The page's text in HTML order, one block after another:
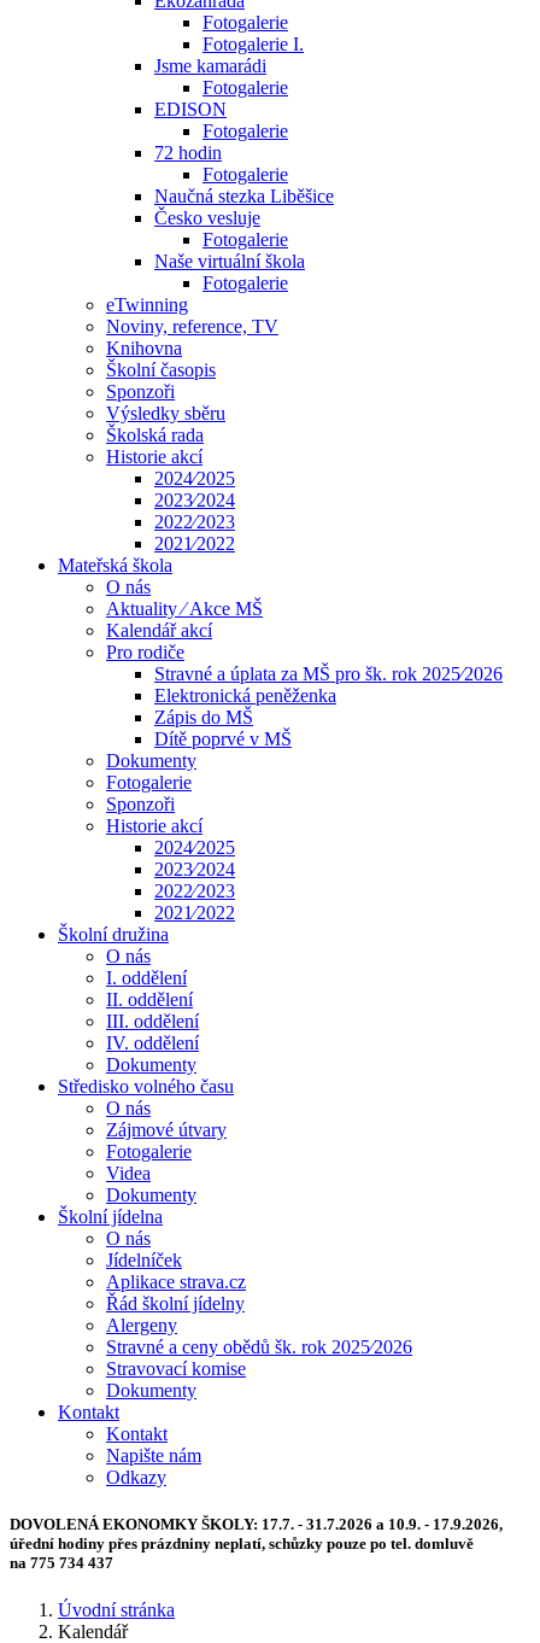
Fotogalerie
Fotogalerie I.
Jsme kamarádi
Fotogalerie
EDISON
Fotogalerie
72 hodin
Fotogalerie
Naučná stezka Liběšice
Česko vesluje
Fotogalerie
Naše virtuální škola
Fotogalerie
eTwinning
Noviny, reference, TV
Knihovna
Školní časopis
Sponzoři
Výsledky sběru
Školská rada
Historie akcí
2024⁄2025
2023⁄2024
2022⁄2023
2021⁄2022
Mateřská škola
O nás
Aktuality ⁄ Akce MŠ
Kalendář akcí
Pro rodiče
Stravné a úplata za MŠ pro šk. rok 2025⁄2026
Elektronická peněženka
Zápis do MŠ
Dítě poprvé v MŠ
Dokumenty
Fotogalerie
Sponzoři
Historie akcí
2024⁄2025
2023⁄2024
2022⁄2023
2021⁄2022
Školní družina
O nás
I. oddělení
II. oddělení
III. oddělení
IV. oddělení
Dokumenty
Středisko volného času
O nás
Zájmové útvary
Fotogalerie
Videa
Dokumenty
Školní jídelna
O nás
Jídelníček
Aplikace strava.cz
Řád školní jídelny
Alergeny
Stravné a ceny obědů šk. rok 2025⁄2026
Stravovací komise
Dokumenty
Kontakt
Kontakt
Napište nám
Odkazy
DOVOLENÁ EKONOMKY ŠKOLY: 17.7. - 31.7.2026 a 10.9. - 17.9.2026,
úřední hodiny přes prázdniny neplatí, schůzky pouze po tel. domluvě
na 775 734 437
Úvodní stránka
Kalendář